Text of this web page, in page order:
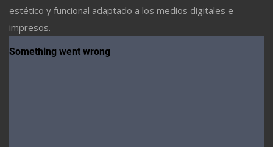
estético y funcional adaptado a los medios digitales e
impresos.